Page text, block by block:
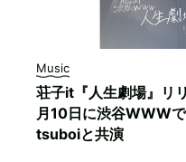
Music
荘子it『人生劇場』リ
月10日に渋谷WWW
tsuboiと共演